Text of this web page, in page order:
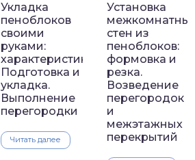
Укладка
пеноблоков
своими
руками:
характеристика.
Подготовка и
укладка.
Выполнение
перегородки
Читать далее
Установка
стен из
пеноблоков:
формовка и
резка.
Возведение
перегородок
и
межэтажных
перекрытий